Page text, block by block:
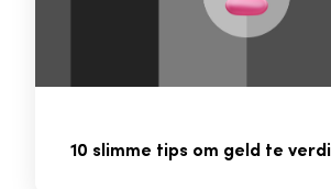
10 slimme tips om geld te